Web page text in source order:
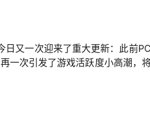
又一次迎来了重大更新：此前
一次引发了游戏活跃度小高潮，